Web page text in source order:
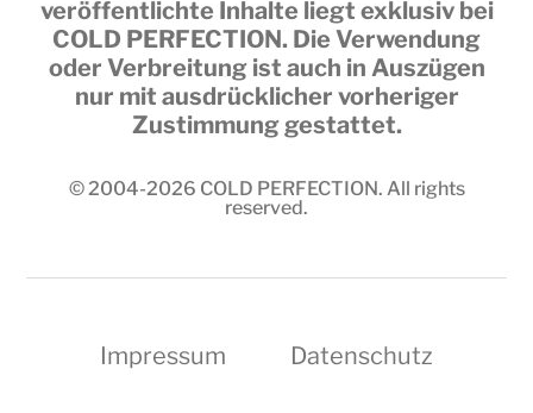
veröffentlichte Inhalte liegt exklusiv bei
COLD PERFECTION. Die Verwendung
oder Verbreitung ist auch in Auszügen
nur mit ausdrücklicher vorheriger
Zustimmung gestattet.
© 2004-2026 COLD PERFECTION. All rights
reserved.
Impressum Datenschutz